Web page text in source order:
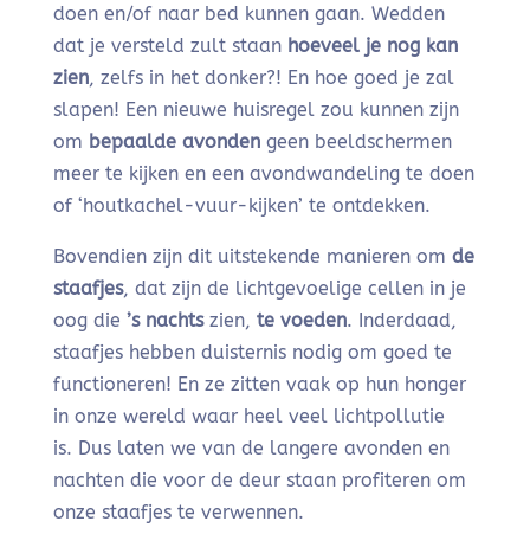
doen en/of naar bed kunnen gaan. Wedden
dat je versteld zult staan hoeveel je nog kan
zien, zelfs in het donker?! En hoe goed je zal
slapen! Een nieuwe huisregel zou kunnen zijn
om bepaalde avondengeen beeldschermen
meer te kijken en een avondwandeling te doen
of ‘houtkachel-vuur-kijken’ te ontdekken.
Bovendien zijn dit uitstekende manieren om de
staafjes, dat zijn de lichtgevoelige cellen in je
oog die ’s nachtszien, te voeden. Inderdaad,
staafjes hebben duisternis nodig om goed te
functioneren! En ze zitten vaak op hun honger
in onze wereld waar heel veel lichtpollutie
is. Dus laten we van de langere avonden en
nachten die voor de deur staan profiteren om
onze staafjes te verwennen.